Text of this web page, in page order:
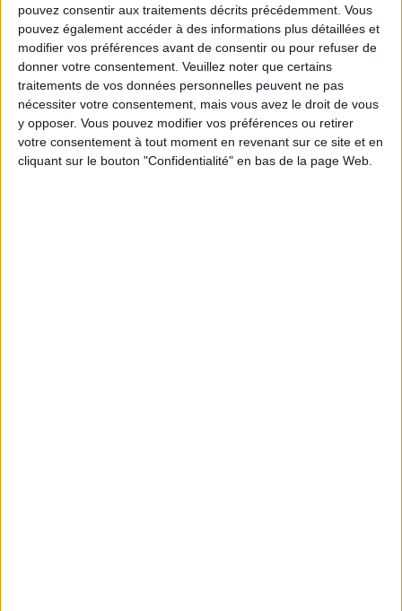
pouvez consentir aux traitements décrits précédemment. Vous
pouvez également accéder à des informations plus détaillées et
modifier vos préférences avant de consentir ou pour refuser de
donner votre consentement. Veuillez noter que certains
traitements de vos données personnelles peuvent ne pas
nécessiter votre consentement, mais vous avez le droit de vous
y opposer. Vous pouvez modifier vos préférences ou retirer
votre consentement à tout moment en revenant sur ce site et en
cliquant sur le bouton "Confidentialité" en bas de la page Web.